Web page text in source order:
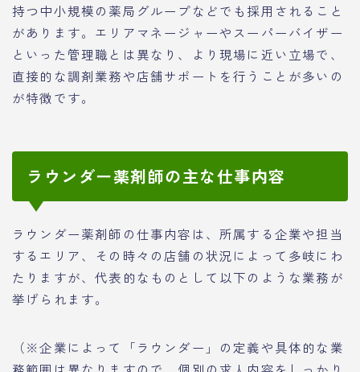
持つ中小規模の薬局グループなどでも採用されること
があります。エリアマネージャーやスーパーバイザー
といった管理職とは異なり、より現場に近い立場で、
直接的な調剤業務や店舗サポートを行うことが多いの
が特徴です。
ラウンダー薬剤師の主な仕事内容
ラウンダー薬剤師の仕事内容は、所属する企業や担当
するエリア、その時々の店舗の状況によって多岐にわ
たりますが、代表的なものとして以下のような業務が
挙げられます。
（※企業によって「ラウンダー」の定義や具体的な業
務範囲は異なりますので、個別の求人内容をしっかり